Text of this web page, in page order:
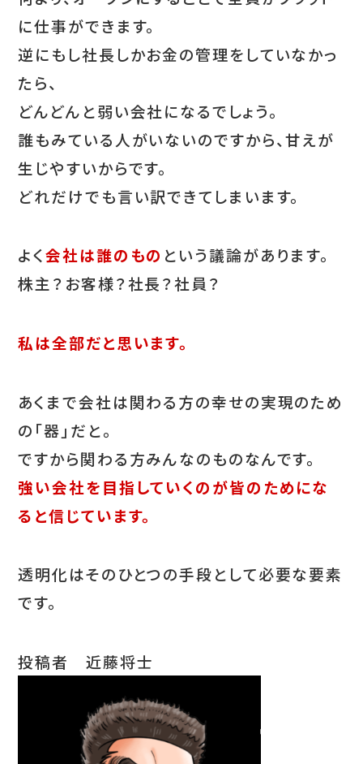
に仕事ができます。
逆にもし社長しかお金の管理をしていなかっ
たら、
どんどんと弱い会社になるでしょう。
誰もみている人がいないのですから、甘えが
生じやすいからです。
どれだけでも言い訳できてしまいます。
よく会社は誰のもの という議論があります。
株主？お客様？社長？社員？
私は全部だと思います。
あくまで会社は関わる方の幸せの実現のため
の「器」だと。
ですから関わる方みんなのものなんです。
強い会社を目指していくのが皆のためにな
ると信じています。
透明化はそのひとつの手段として必要な要素
です。
投稿者 近藤将士